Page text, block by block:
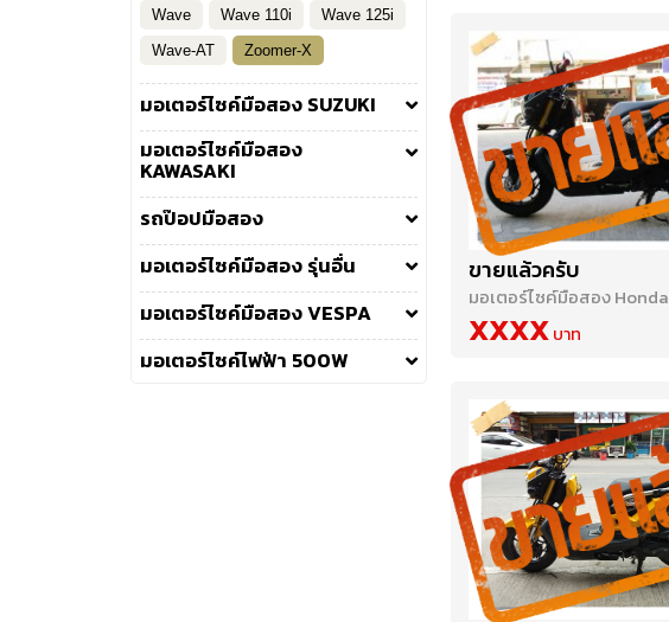
ขายแล้วครับ
มอเตอร์ไซค์มือสอง Honda
XXXX
Wave
Wave 110i
Wave 125i
Wave-AT
Zoomer-X
มอเตอร์ไซค์มือสอง SUZUKI
มอเตอร์ไซค์มือสอง
KAWASAKI
รถป๊อปมือสอง
มอเตอร์ไซค์มือสอง รุ่นอื่น
มอเตอร์ไซค์มือสอง VESPA
มอเตอร์ไซค์ไฟฟ้า 500W